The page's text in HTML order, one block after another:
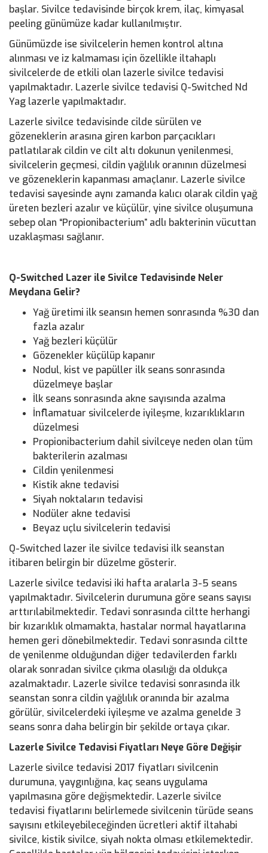
başlar. Sivilce tedavisinde birçok krem, ilaç, kimyasal
peeling günümüze kadar kullanılmıştır.
Günümüzde ise sivilcelerin hemen kontrol altına
alınması ve iz kalmaması için özellikle iltahaplı
sivilcelerde de etkili olan lazerle sivilce tedavisi
yapılmaktadır. Lazerle sivilce tedavisi Q-Switched Nd
Yag lazerle yapılmaktadır.
Lazerle sivilce tedavisinde cilde sürülen ve
gözeneklerin arasına giren karbon parçacıkları
patlatılarak cildin ve cilt altı dokunun yenilenmesi,
sivilcelerin geçmesi, cildin yağlılık oranının düzelmesi
ve gözeneklerin kapanması amaçlanır. Lazerle sivilce
tedavisi sayesinde aynı zamanda kalıcı olarak cildin yağ
üreten bezleri azalır ve küçülür, yine sivilce oluşumuna
sebep olan “Propionibacterium” adlı bakterinin vücuttan
uzaklaşması sağlanır.
Q-Switched Lazer ile Sivilce Tedavisinde Neler
Meydana Gelir?
Yağ üretimi ilk seansın hemen sonrasında %30 dan
fazla azalır
Yağ bezleri küçülür
Gözenekler küçülüp kapanır
Nodul, kist ve papüller ilk seans sonrasında
düzelmeye başlar
İlk seans sonrasında akne sayısında azalma
İnflamatuar sivilcelerde iyileşme, kızarıklıkların
düzelmesi
Propionibacterium dahil sivilceye neden olan tüm
bakterilerin azalması
Cildin yenilenmesi
Kistik akne tedavisi
Siyah noktaların tedavisi
Nodüler akne tedavisi
Beyaz uçlu sivilcelerin tedavisi
Q-Switched lazer ile sivilce tedavisi ilk seanstan
itibaren belirgin bir düzelme gösterir.
Lazerle sivilce tedavisi iki hafta aralarla 3-5 seans
yapılmaktadır. Sivilcelerin durumuna göre seans sayısı
arttırılabilmektedir. Tedavi sonrasında ciltte herhangi
bir kızarıklık olmamakta, hastalar normal hayatlarına
hemen geri dönebilmektedir. Tedavi sonrasında ciltte
de yenilenme olduğundan diğer tedavilerden farklı
olarak sonradan sivilce çıkma olasılığı da oldukça
azalmaktadır. Lazerle sivilce tedavisi sonrasında ilk
seanstan sonra cildin yağlılık oranında bir azalma
görülür, sivilcelerdeki iyileşme ve azalma genelde 3
seans sonra daha belirgin bir şekilde ortaya çıkar.
Lazerle Sivilce Tedavisi Fiyatları Neye Göre Değişir
Lazerle sivilce tedavisi 2017 fiyatları sivilcenin
durumuna, yaygınlığına, kaç seans uygulama
yapılmasına göre değişmektedir. Lazerle sivilce
tedavisi fiyatlarını belirlemede sivilcenin türüde seans
sayısını etkileyebileceğinden ücretleri aktif iltahabi
sivilce, kistik sivilce, siyah nokta olması etkilemektedir.